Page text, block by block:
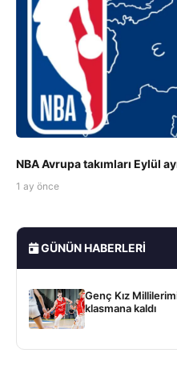
NBA Avrupa takımları Eylül
1 ay önce
GÜNÜN HABERLERI
Genç Kız
klasmana kaldı